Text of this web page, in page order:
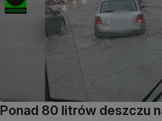
Ponad 80 litrów deszczu